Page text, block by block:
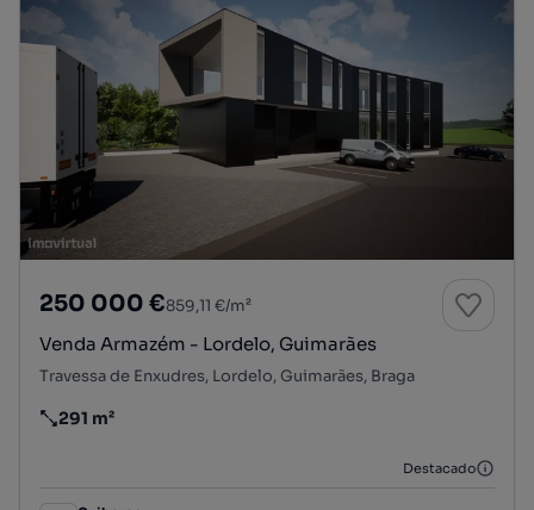
250 000 €859,11 €/m²
Venda Armazém - Lordelo, Guimarães
Travessa de Enxudres, Lordelo, Guimarães, Braga
Preço por metro quadrado
291 m²
Destacado